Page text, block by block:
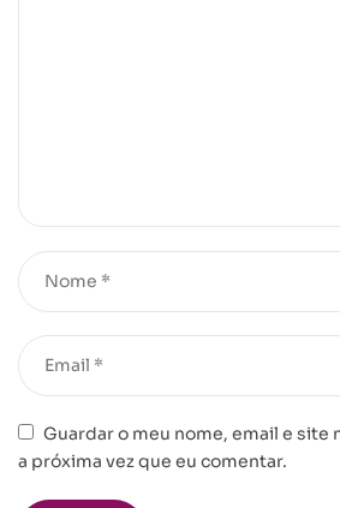
Guardar o meu nome, email e site
a próxima vez que eu comentar.